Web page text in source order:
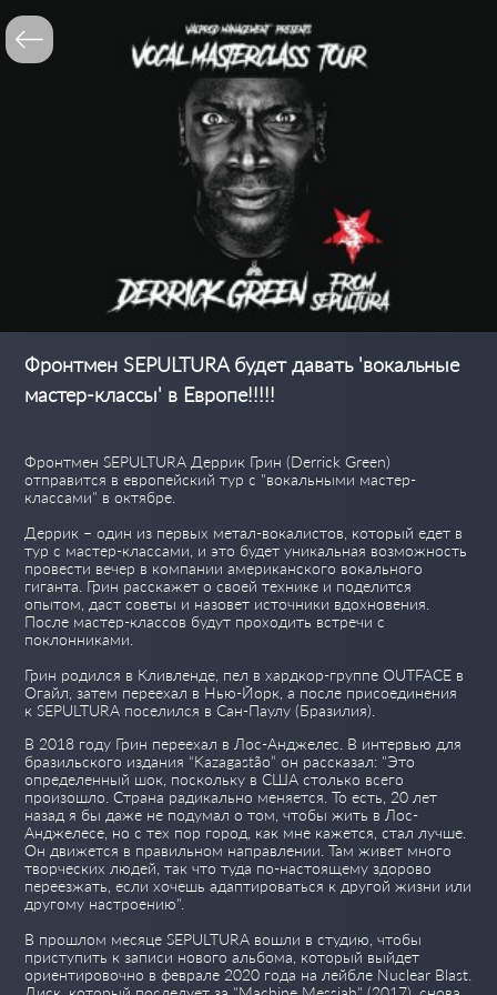
Фронтмен SEPULTURA будет давать 'вокальные
мастер-классы' в Европе!!!!!
Фронтмен SEPULTURA Деррик Грин (Derrick Green)
отправится в европейский тур с "вокальными мастер-
классами" в октябре.
Деррик – один из первых метал-вокалистов, который едет в
тур с мастер-классами, и это будет уникальная возможность
провести вечер в компании американского вокального
гиганта. Грин расскажет о своей технике и поделится
опытом, даст советы и назовет источники вдохновения.
После мастер-классов будут проходить встречи с
поклонниками.
Грин родился в Кливленде, пел в хардкор-группе OUTFACE в
Огайл, затем переехал в Нью-Йорк, а после присоединения
к SEPULTURA поселился в Сан-Паулу (Бразилия).
В 2018 году Грин переехал в Лос-Анджелес. В интервью для
бразильского издания “Kazagastão” он рассказал: "Это
определенный шок, поскольку в США столько всего
произошло. Страна радикально меняется. То есть, 20 лет
назад я бы даже не подумал о том, чтобы жить в Лос-
Анджелесе, но с тех пор город, как мне кажется, стал лучше.
Он движется в правильном направлении. Там живет много
творческих людей, так что туда по-настоящему здорово
переезжать, если хочешь адаптироваться к другой жизни или
другому настроению".
В прошлом месяце SEPULTURA вошли в студию, чтобы
приступить к записи нового альбома, который выйдет
ориентировочно в феврале 2020 года на лейбле Nuclear Blast.